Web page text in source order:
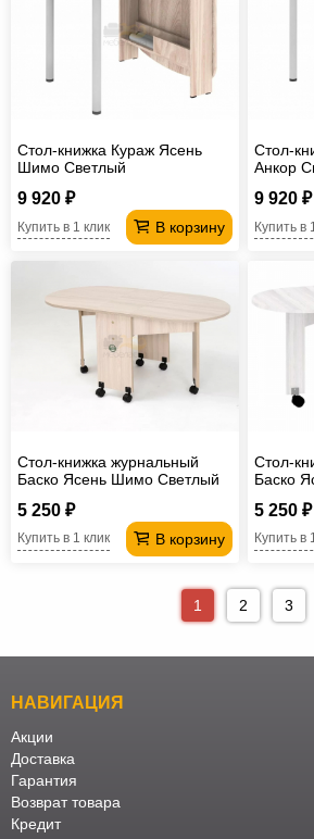
Стол-книжка Кураж Ясень
Шимо Светлый
9 920 ₽
В корзину
Купить в 1 клик
Стол-
Анкор
9 920 ₽
Купить в
Стол-книжка журнальный
Баско Ясень Шимо Светлый
5 250 ₽
В корзину
Купить в 1 клик
Стол-
Баско
5 250 ₽
Купить в
1 2 3
НАВИГАЦИЯ
Акции
Доставка
Гарантия
Возврат товара
Кредит